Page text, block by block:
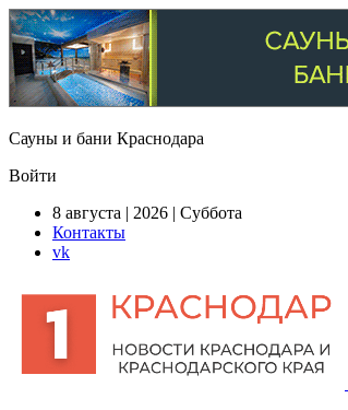
Сауны и бани Краснодара
Войти
8 августа | 2026 | Суббота
Контакты
vk